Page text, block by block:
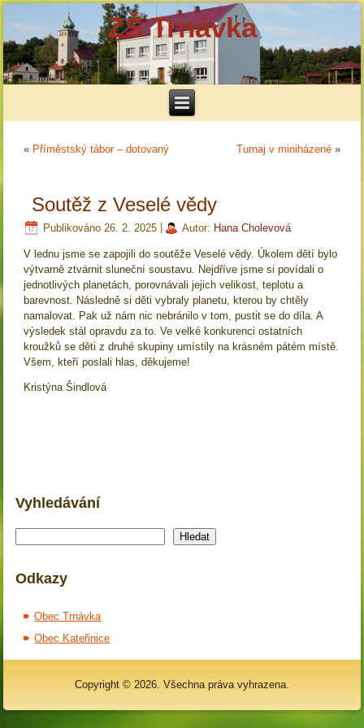
ZŠ Trnávka
« Příměstský tábor – dotovaný Turnaj v miniházené»
Soutěž z Veselé vědy
Publikováno 26. 2. 2025 Autor: Hana Cholevová
V lednu jsme se zapojili do soutěže Veselé vědy. Úkolem dětí bylo
výtvarně ztvárnit sluneční soustavu. Nejdříve jsme si povídali o
jednotlivých planetách, porovnávali jejich velikost, teplotu a
barevnost. Následně si děti vybraly planetu, kterou by chtěly
namalovat. Pak už nám nic nebránilo v tom, pustit se do díla. A
výsledek stál opravdu za to. Ve velké konkurenci ostatních
kroužků se děti z druhé skupiny umístily na krásném pátém místě.
Všem, kteří poslali hlas, děkujeme!
Kristýna Šindlová
Vyhledávání
Hledat
Odkazy
Obec Trnávka
Obec Kateřinice
Copyright © 2026. Všechna práva vyhrazena.